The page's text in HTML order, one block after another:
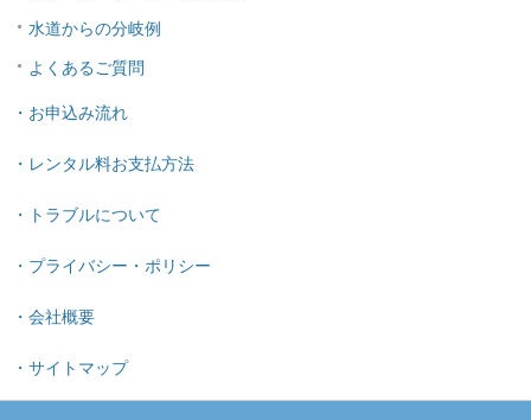
水道からの分岐例
よくあるご質問
・お申込み流れ
・レンタル料お支払方法
・トラブルについて
・プライバシー・ポリシー
・会社概要
・サイトマップ